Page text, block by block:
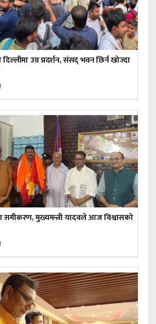
उग्र प्रदर्शन, संसद् भवन छिर्न खोज्दा
समीकरण, मुख्यमन्त्री यादवले आज विश्वासको